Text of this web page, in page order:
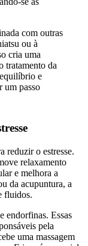
com outras
ou à
cria uma
tratamento da
e
um passo
reduzir o estresse.
relaxamento
e melhora a
da acupuntura, a
fluidos.
endorfinas. Essas
pela
uma massagem